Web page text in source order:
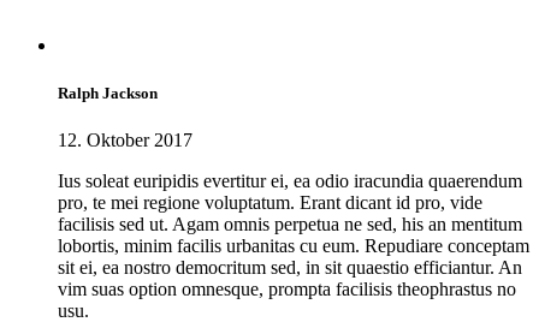
Ralph Jackson
12. Oktober 2017
Ius soleat euripidis evertitur ei, ea odio iracundia quaerendum
pro, te mei regione voluptatum. Erant dicant id pro, vide
facilisis sed ut. Agam omnis perpetua ne sed, his an mentitum
lobortis, minim facilis urbanitas cu eum. Repudiare conceptam
sit ei, ea nostro democritum sed, in sit quaestio efficiantur. An
vim suas option omnesque, prompta facilisis theophrastus no
usu.